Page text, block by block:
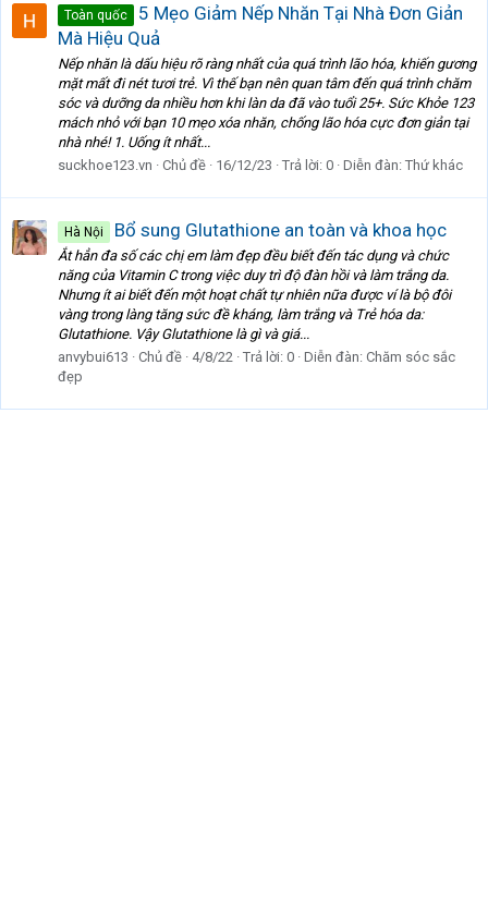
Toàn quốc
5 Mẹo Giảm Nếp Nhăn Tại Nhà Đơn Giản
Mà Hiệu Quả
Nếp nhăn là dấu hiệu rõ ràng nhất của quá trình lão hóa, khiến gương
mặt mất đi nét tươi trẻ. Vì thế bạn nên quan tâm đến quá trình chăm
sóc và dưỡng da nhiều hơn khi làn da đã vào tuổi 25+. Sức Khỏe 123
mách nhỏ với bạn 10 mẹo xóa nhăn, chống lão hóa cực đơn giản tại
nhà nhé! 1. Uống ít nhất...
suckhoe123.vn
Chủ đề 16/12/23 Trả lời: 0 Diễn đàn: Thứ khác
Hà Nội Bổ sung Glutathione an toàn và khoa học
Ắt hẳn đa số các chị em làm đẹp đều biết đến tác dụng và chức
năng của Vitamin C trong việc duy trì độ đàn hồi và làm trắng da.
Nhưng ít ai biết đến một hoạt chất tự nhiên nữa được ví là bộ đôi
vàng trong làng tăng sức đề kháng, làm trắng và Trẻ hóa da:
Glutathione. Vậy Glutathione là gì và giá...
anvybui613
Chủ đề 4/8/22 Trả lời: 0 Diễn đàn: Chăm sóc sắc
đẹp